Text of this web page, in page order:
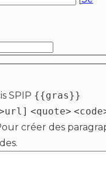
SPIP {{gras}}
<quote>
créer des